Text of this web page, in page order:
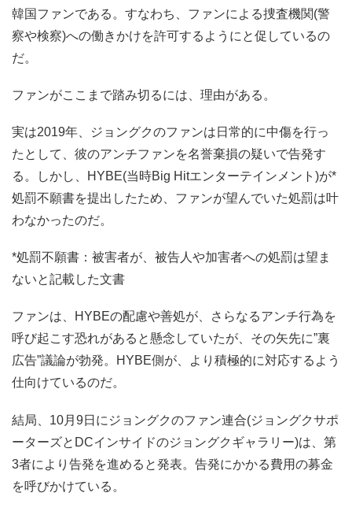
韓国ファンである。すなわち、ファンによる捜査機関(警
察や検察)への働きかけを許可するようにと促しているの
だ。
ファンがここまで踏み切るには、理由がある。
実は2019年、ジョングクのファンは日常的に中傷を行っ
たとして、彼のアンチファンを名誉棄損の疑いで告発す
る。しかし、HYBE(当時Big Hitエンターテインメント)が*
処罰不願書を提出したため、ファンが望んでいた処罰は叶
わなかったのだ。
*処罰不願書：被害者が、被告人や加害者への処罰は望ま
ないと記載した文書
ファンは、HYBEの配慮や善処が、さらなるアンチ行為を
呼び起こす恐れがあると懸念していたが、その矢先に”裏
広告”議論が勃発。HYBE側が、より積極的に対応するよう
仕向けているのだ。
結局、10月9日にジョングクのファン連合(ジョングクサポ
ーターズとDCインサイドのジョングクギャラリー)は、第
3者により告発を進めると発表。告発にかかる費用の募金
を呼びかけている。